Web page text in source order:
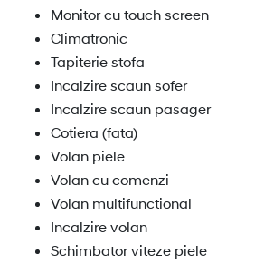
Monitor cu touch screen
Climatronic
Tapiterie stofa
Incalzire scaun sofer
Incalzire scaun pasager
Cotiera (fata)
Volan piele
Volan cu comenzi
Volan multifunctional
Incalzire volan
Schimbator viteze piele